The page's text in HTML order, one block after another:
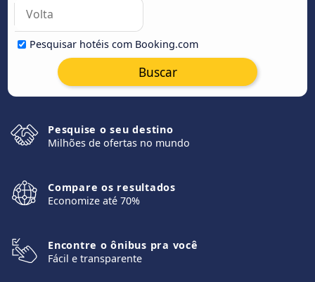
Pesquisar hotéis com Booking.com
Buscar
Pesquise o seu destino
Milhões de ofertas no mundo
Compare os resultados
Economize até 70%
Encontre o ônibus pra você
Fácil e transparente